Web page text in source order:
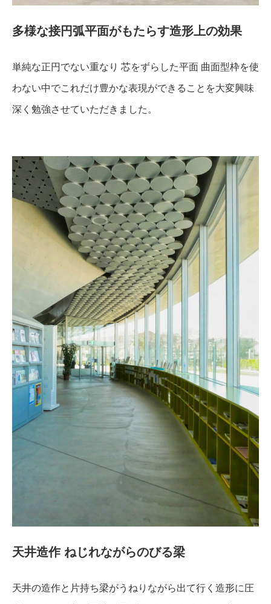
多様な接円弧平面がもたらす造形上の効果
単純な正円でない重なり 芯をずらした平面 曲面型枠を使
わない中でこれだけ豊かな表現ができることを大変興味
深く勉強させていただきました。
天井造作 ねじれながらのびる梁
天井の造作と片持ち梁がうねりながら出て行く造形に圧